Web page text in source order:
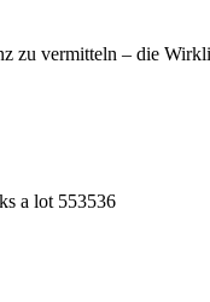
zu vermitteln – die
a lot 553536